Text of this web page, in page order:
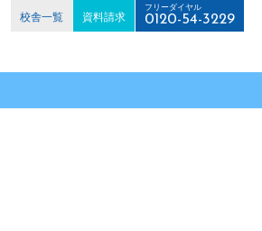
校舎一覧 資料請求
フリーダイヤル
0120-54-3229